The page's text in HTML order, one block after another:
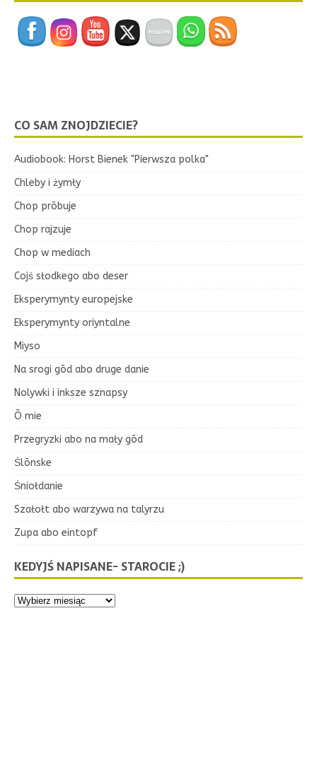
CO SAM ZNOJDZIECIE?
Audiobook: Horst Bienek "Pierwsza polka"
Chleby i żymły
Chop prōbuje
Chop rajzuje
Chop w mediach
Cojś słodkego abo deser
Eksperymynty europejske
Eksperymynty oriyntalne
Miyso
Na srogi gōd abo druge danie
Nolywki i inksze sznapsy
Ō mie
Przegryzki abo na mały gōd
Ślōnske
Śniołdanie
Szałołt abo warzywa na talyrzu
Zupa abo eintopf
KEDYJŚ NAPISANE- STAROCIE ;)